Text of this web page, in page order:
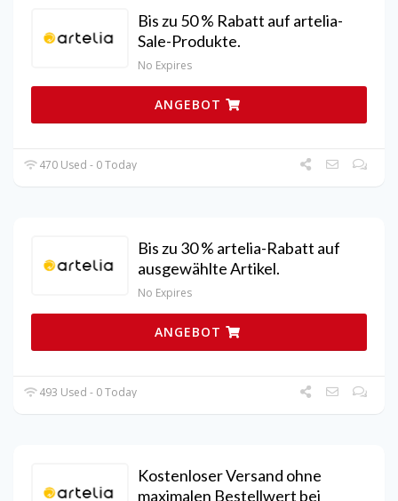
Bis zu 50 % Rabatt auf artelia-
Sale-Produkte.
No Expires
ANGEBOT
470 Used - 0 Today
Bis zu 30 % artelia-Rabatt auf
ausgewählte Artikel.
No Expires
ANGEBOT
493 Used - 0 Today
Kostenloser Versand ohne
maximalen Bestellwert bei